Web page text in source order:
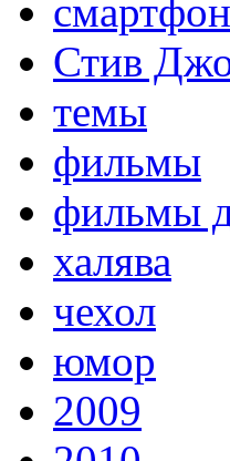
смартфон
Стив
темы
фильмы
фильмы
халява
чехол
юмор
2009